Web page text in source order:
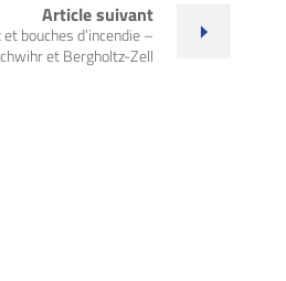
Article suivant
bouches d’incendie –
et Bergholtz-Zell